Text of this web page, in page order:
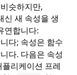
슷하지만,
신 새 속성을 생
연합니다:
다; 속성은 함수
다. 다음은 속성
리케이션 프레